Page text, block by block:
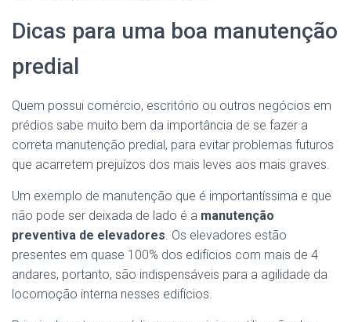
Dicas para uma boa manutenção
predial
Quem possui comércio, escritório ou outros negócios em
prédios sabe muito bem da importância de se fazer a
correta manutenção predial, para evitar problemas futuros
que acarretem prejuízos dos mais leves aos mais graves.
Um exemplo de manutenção que é importantíssima e que
não pode ser deixada de lado é a manutenção
preventiva de elevadores. Os elevadores estão
presentes em quase 100% dos edifícios com mais de 4
andares, portanto, são indispensáveis para a agilidade da
locomoção interna nesses edifícios.